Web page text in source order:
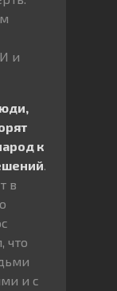
и
к
.
в
что
и с